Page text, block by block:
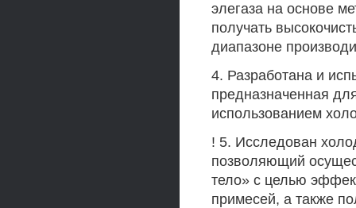
элегаза на основе
получать
диапазоне
4. Разработана и
предназначенная
использованием
! 5. Исследован
позволяющий
тело» с целью
примесей, а также